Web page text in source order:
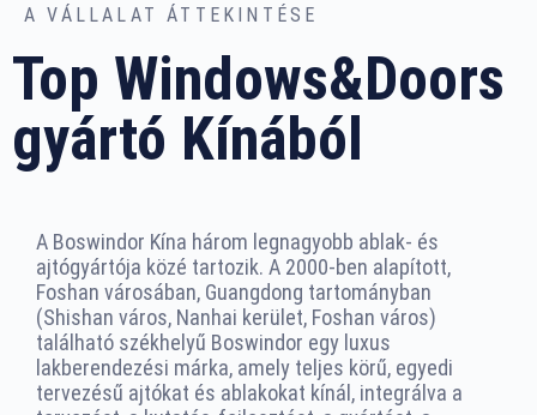
A VÁLLALAT ÁTTEKINTÉSE
Top Windows&Doors
gyártó Kínából
A Boswindor Kína három legnagyobb ablak- és
ajtógyártója közé tartozik. A 2000-ben alapított,
Foshan városában, Guangdong tartományban
(Shishan város, Nanhai kerület, Foshan város)
található székhelyű Boswindor egy luxus
lakberendezési márka, amely teljes körű, egyedi
tervezésű ajtókat és ablakokat kínál, integrálva a